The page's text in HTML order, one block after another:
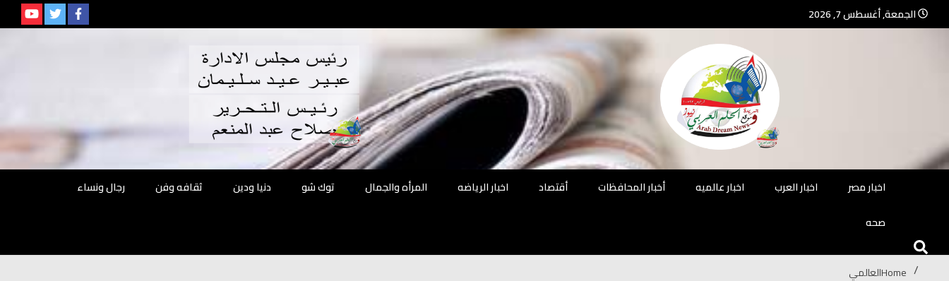
الجمعة, أغسطس 7, 2026
جريدة الحلم
جريدة مستقلة – صحافة تضيئ لك الواقع
اخبار مصر
اخبار العرب اخبار عالميه أخبار المحافظات أقتصاد اخبار الرياضه المرأه والجمال توك شو دنيا ودين ثقافه وفن
رجال ونساء
صحه
Homeالعالمي